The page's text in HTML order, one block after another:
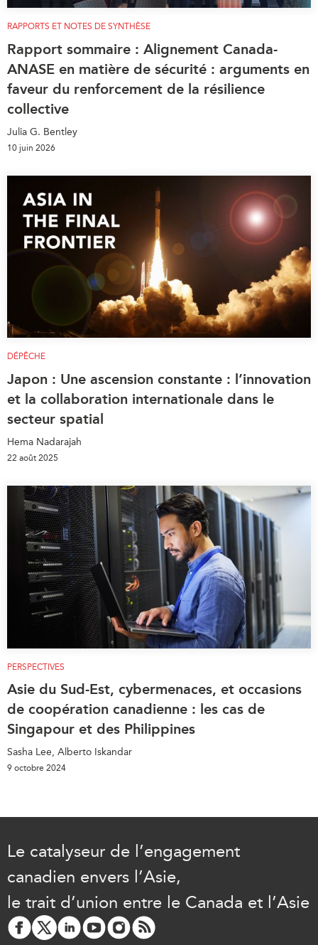
RAPPORTS ET NOTES DE SYNTHÈSE
Rapport sommaire : Alignement Canada-
ANASE en matière de sécurité : arguments en
faveur du renforcement de la résilience
collective
Julia G. Bentley
10 juin 2026
DÉPÊCHE
Japon : Une ascension constante : l’innovation
et la collaboration internationale dans le
secteur spatial
Hema Nadarajah
22 août 2025
PERSPECTIVES
Asie du Sud-Est, cybermenaces, et occasions
de coopération canadienne : les cas de
Singapour et des Philippines
Sasha Lee, Alberto Iskandar
9 octobre 2024
Le catalyseur de l’engagement
canadien envers l’Asie,
le trait d’union entre le Canada et l’Asie